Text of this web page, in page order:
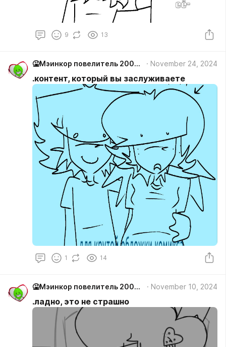
9 13
🤮Мэинкор повелитель 2000/ лифи #Мiйнкiр November 24, 2024
.контент, который вы заслуживаете
1 14
🤮Мэинкор повелитель 2000/ лифи #Мiйнкiр November 10, 2024
.ладно, это не страшно